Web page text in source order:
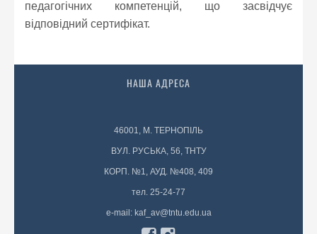
педагогічних компетенцій, що засвідчує
відповідний сертифікат.
НАША АДРЕСА
46001, М. ТЕРНОПІЛЬ
ВУЛ. РУСЬКА, 56, ТНТУ
КОРП. №1, АУД. №408, 409
тел. 25-24-77
e-mail: kaf_av@tntu.edu.ua